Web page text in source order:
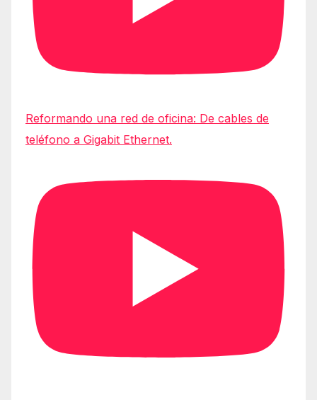
Reformando una red de oficina: De cables de
teléfono a Gigabit Ethernet.